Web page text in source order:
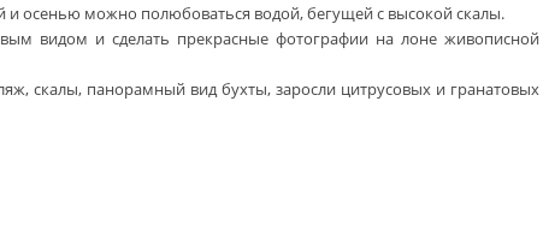
и осенью можно полюбоваться водой, бегущей с высокой скалы.
видом и сделать прекрасные фотографии на лоне живописной
скалы, панорамный вид бухты, заросли цитрусовых и гранатовых